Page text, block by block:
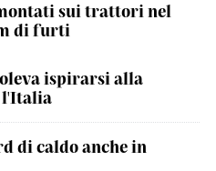
sui trattori nel
di furti
ispirarsi alla
l'Italia
di caldo anche in